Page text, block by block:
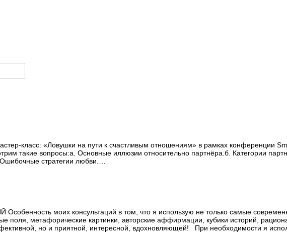
класс: «Ловушки на пути к счастливым отношениям» в рамках конференции
такие вопросы:а. Основные иллюзии относительно партнёра.б. Категории
стратегии любви.
моих консультаций в том, что я использую не только самые
поля, метафорические картинки, авторские аффирмации, кубики историй,
но и приятной, интересной, вдохновляющей! При необходимости я